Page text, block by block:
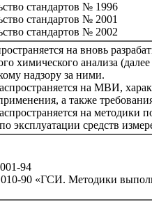
стандартов № 1996
стандартов № 2001
стандартов № 2002
на вновь
химического анализа
надзору за ними.
на МВИ,
а также
на
эксплуатации средств
94
90 «ГСИ. Методики